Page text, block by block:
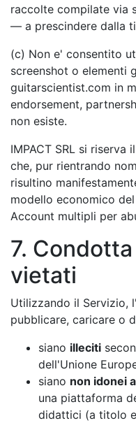
raccolte compilate via
— a prescindere dalla
(c) Non e' consentito
screenshot o elementi
guitarscientist.com in
endorsement,
non esiste.
IMPACT SRL si
che, pur rientrando
risultino
modello economico
Account multipli per
7.
vietati
Utilizzando il Servizio,
pubblicare, caricare o
siano illeciti
dell'Unione
siano non idonei
una piattaforma
didattici (a titolo